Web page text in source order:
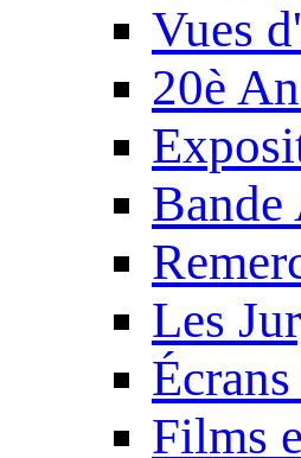
Vues
20è
Bande
Les
Films